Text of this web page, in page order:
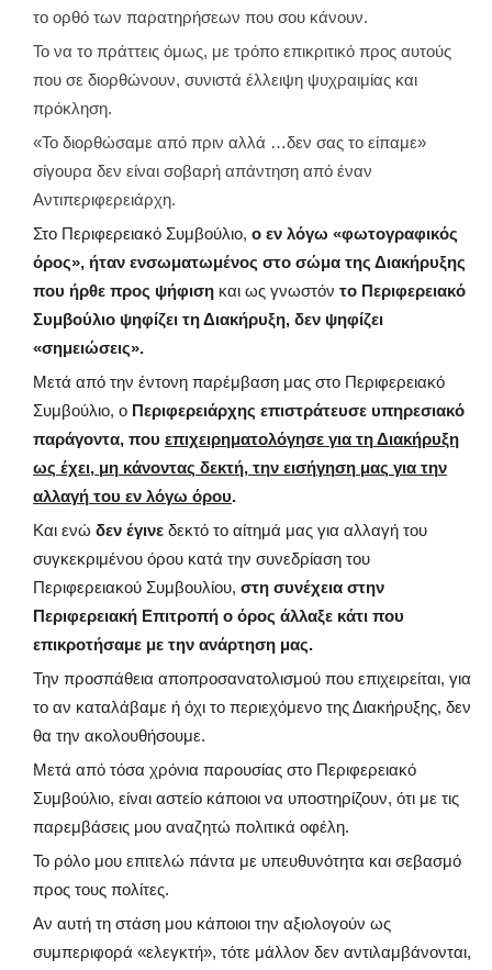
το ορθό των παρατηρήσεων που σου κάνουν.
Το να το πράττεις όμως, με τρόπο επικριτικό προς αυτούς
που σε διορθώνουν, συνιστά έλλειψη ψυχραιμίας και
πρόκληση.
«Το διορθώσαμε από πριν αλλά …δεν σας το είπαμε»
σίγουρα δεν είναι σοβαρή απάντηση από έναν
Αντιπεριφερειάρχη.
Στο Περιφερειακό Συμβούλιο, ο εν λόγω «φωτογραφικός
όρος», ήταν ενσωματωμένος στο σώμα της Διακήρυξης
που ήρθε προς ψήφιση και ως γνωστόν το Περιφερειακό
Συμβούλιο ψηφίζει τη Διακήρυξη, δεν ψηφίζει
«σημειώσεις».
Μετά από την έντονη παρέμβαση μας στο Περιφερειακό
Συμβούλιο, ο Περιφερειάρχης επιστράτευσε υπηρεσιακό
παράγοντα, που επιχειρηματολόγησε για τη Διακήρυξη
ως έχει, μη κάνοντας δεκτή, την εισήγηση μας για την
αλλαγή του εν λόγω όρου.
Και ενώ δεν έγινε δεκτό το αίτημά μας για αλλαγή του
συγκεκριμένου όρου κατά την συνεδρίαση του
Περιφερειακού Συμβουλίου, στη συνέχεια στην
Περιφερειακή Επιτροπή ο όρος άλλαξε κάτι που
επικροτήσαμε με την ανάρτηση μας.
Την προσπάθεια αποπροσανατολισμού που επιχειρείται, για
το αν καταλάβαμε ή όχι το περιεχόμενο της Διακήρυξης, δεν
θα την ακολουθήσουμε.
Μετά από τόσα χρόνια παρουσίας στο Περιφερειακό
Συμβούλιο, είναι αστείο κάποιοι να υποστηρίζουν, ότι με τις
παρεμβάσεις μου αναζητώ πολιτικά οφέλη.
Το ρόλο μου επιτελώ πάντα με υπευθυνότητα και σεβασμό
προς τους πολίτες.
Αν αυτή τη στάση μου κάποιοι την αξιολογούν ως
συμπεριφορά «ελεγκτή», τότε μάλλον δεν αντιλαμβάνονται,